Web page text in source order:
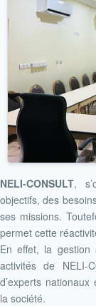
NELI-CONSULT,
objectifs, des
ses missions.
permet cette
En effet, la gestion
activités de NELI-
d’experts
la société.